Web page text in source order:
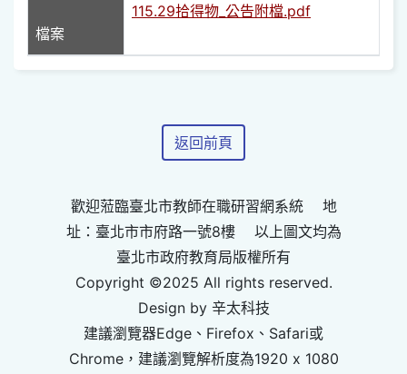
檔案
115.29拾得物_公告附檔.pdf
返回前頁
歡迎蒞臨臺北市教師在職研習網系統 地
址：臺北市市府路一號8樓 以上圖文均為
臺北市政府教育局版權所有
Copyright ©2025 All rights reserved.
Design by 辛太科技
建議瀏覽器Edge、Firefox、Safari或
Chrome，建議瀏覽解析度為1920 x 1080